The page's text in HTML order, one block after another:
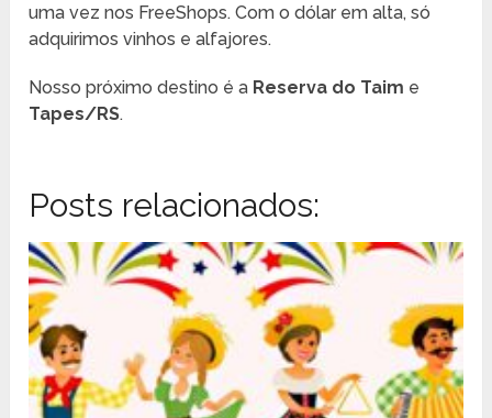
uma vez nos FreeShops. Com o dólar em alta, só
adquirimos vinhos e alfajores.
Nosso próximo destino é a Reserva do Taim e
Tapes/RS.
Posts relacionados: